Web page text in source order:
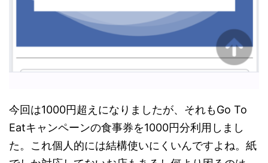
今回は1000円超えになりましたが、それもGo To
Eatキャンペーンの食事券を1000円分利用しまし
た。これ個人的には結構使いにくいんですよね。紙